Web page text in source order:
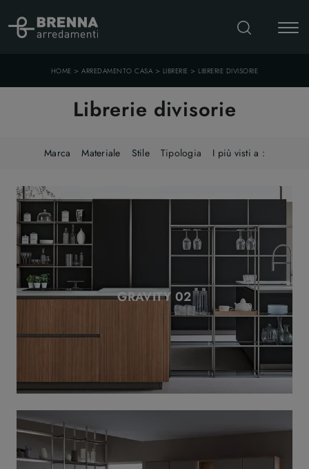
HOME >ARREDAMENTO CASA > LIBRERIE > LIBRERIE DIVISORIE
Librerie divisorie
Marca Materiale Stile Tipologia I più visti a :
GRAVITY 02